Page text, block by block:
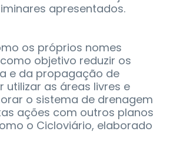
apresentados.
os próprios nomes
objetivo reduzir os
e da propagação de
utilizar as áreas livres e
o sistema de drenagem
ações com outros planos
o Cicloviário, elaborado